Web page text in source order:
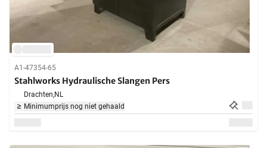
A1-47354-65
Stahlworks Hydraulische Slangen Pers
Drachten,NL
Minimumprijs nog niet gehaald